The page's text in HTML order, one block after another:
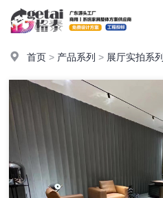
首页 > 产品系列 > 展厅实拍系列